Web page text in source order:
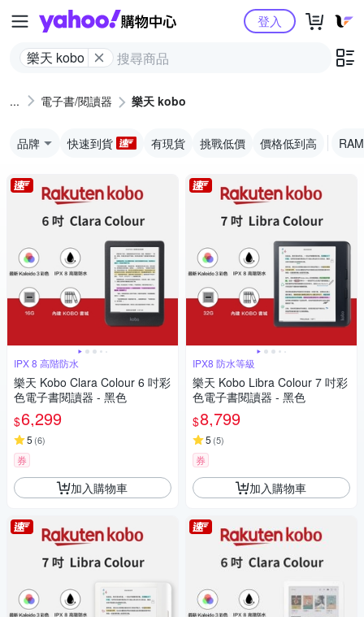
Yahoo購物中心
樂天 kobo
登入
電子書/閱讀器 樂天 kobo
品牌 快速到貨 有現貨 挑戰低價 價格低到高 RAM
IPX 8 高階防水
樂天 Kobo Clara Colour 6 吋彩
色電子書閱讀器 - 黑色
$6,299
5 (6)
券
加入購物車
IPX8 防水等級
樂天 Kobo Libra Colour 7 吋彩
色電子書閱讀器 - 黑色
$8,799
5 (5)
券
加入購物車